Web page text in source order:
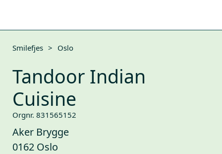
Smilefjes > Oslo
Tandoor Indian
Cuisine
Orgnr. 831565152
Aker Brygge
0162 Oslo